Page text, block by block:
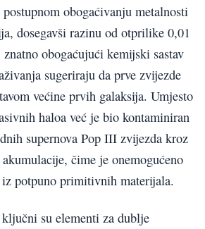
obogaćivanju metalnosti
dosegavši razinu od otprilike 0,01
znatno obogaćujući kemijski sastav
sugeriraju da prve zvijezde
većine prvih galaksija. Umjesto
haloa već je bio kontaminiran
supernova Pop III zvijezda kroz
čime je onemogućeno
potpuno primitivnih materijala.
su elementi za dublje